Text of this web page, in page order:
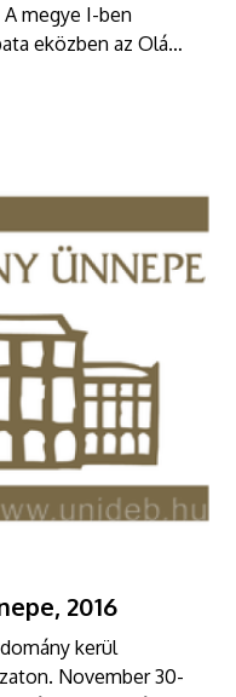
megye I-ben
eközben az Oláh
2016
kerül
30-